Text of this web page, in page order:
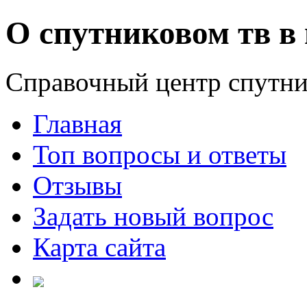
О спутниковом тв в
Справочный центр
Главная
Топ вопросы и ответы
Отзывы
Задать новый вопрос
Карта сайта